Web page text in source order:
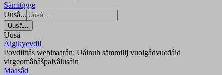
Sämitigge
Uusâ...
Uusâ...
Uusâ
Äigikyevdil
Povdiittâs webinaarân: Uáinuh sämmilij vuoigâdvuođáid
virgeomâhâšpalvâlusâin
Maasâd